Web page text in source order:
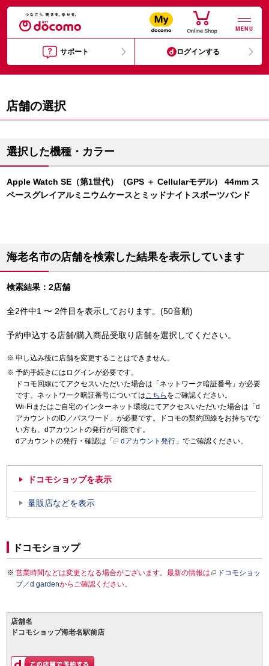
MENU
サポート ログインする
店舗の選択
選択した機種・カラー
Apple Watch SE（第1世代）（GPS ＋ Cellularモデル） 44mm ス
ペースグレイアルミニウムケースとミッドナイトスポーツバンド
海老名市の店舗を検索した結果を表示しています
検索結果：2店舗
全2件中1 〜 2件目を表示しております。(50音順)
予約申込する店舗/購入商品受取り店舗を選択してください。
申し込み後に店舗を変更することはできません。
予約手続きにはログインが必要です。
ドコモ回線にてアクセスいただいた場合は「ネットワーク暗証番号」が必要
です。ネットワーク暗証番号についてはこちら をご確認ください。
Wi-Fiまたはご自宅のインターネット環境にてアクセスいただいた場合は「d
アカウントのID／パスワード」が必要です。ドコモの契約回線をお持ちでな
い方も、dアカウントの発行が可能です。
dアカウントの発行・確認は「
dアカウント発行 」でご確認ください。
ドコモショップを表示
量販店などを表示
ドコモショップ
営業時間などは変更となる場合がございます。最新の情報は
ドコモショッ
プ／d gardenからご確認ください。
店舗名
ドコモショップ海老名駅前店